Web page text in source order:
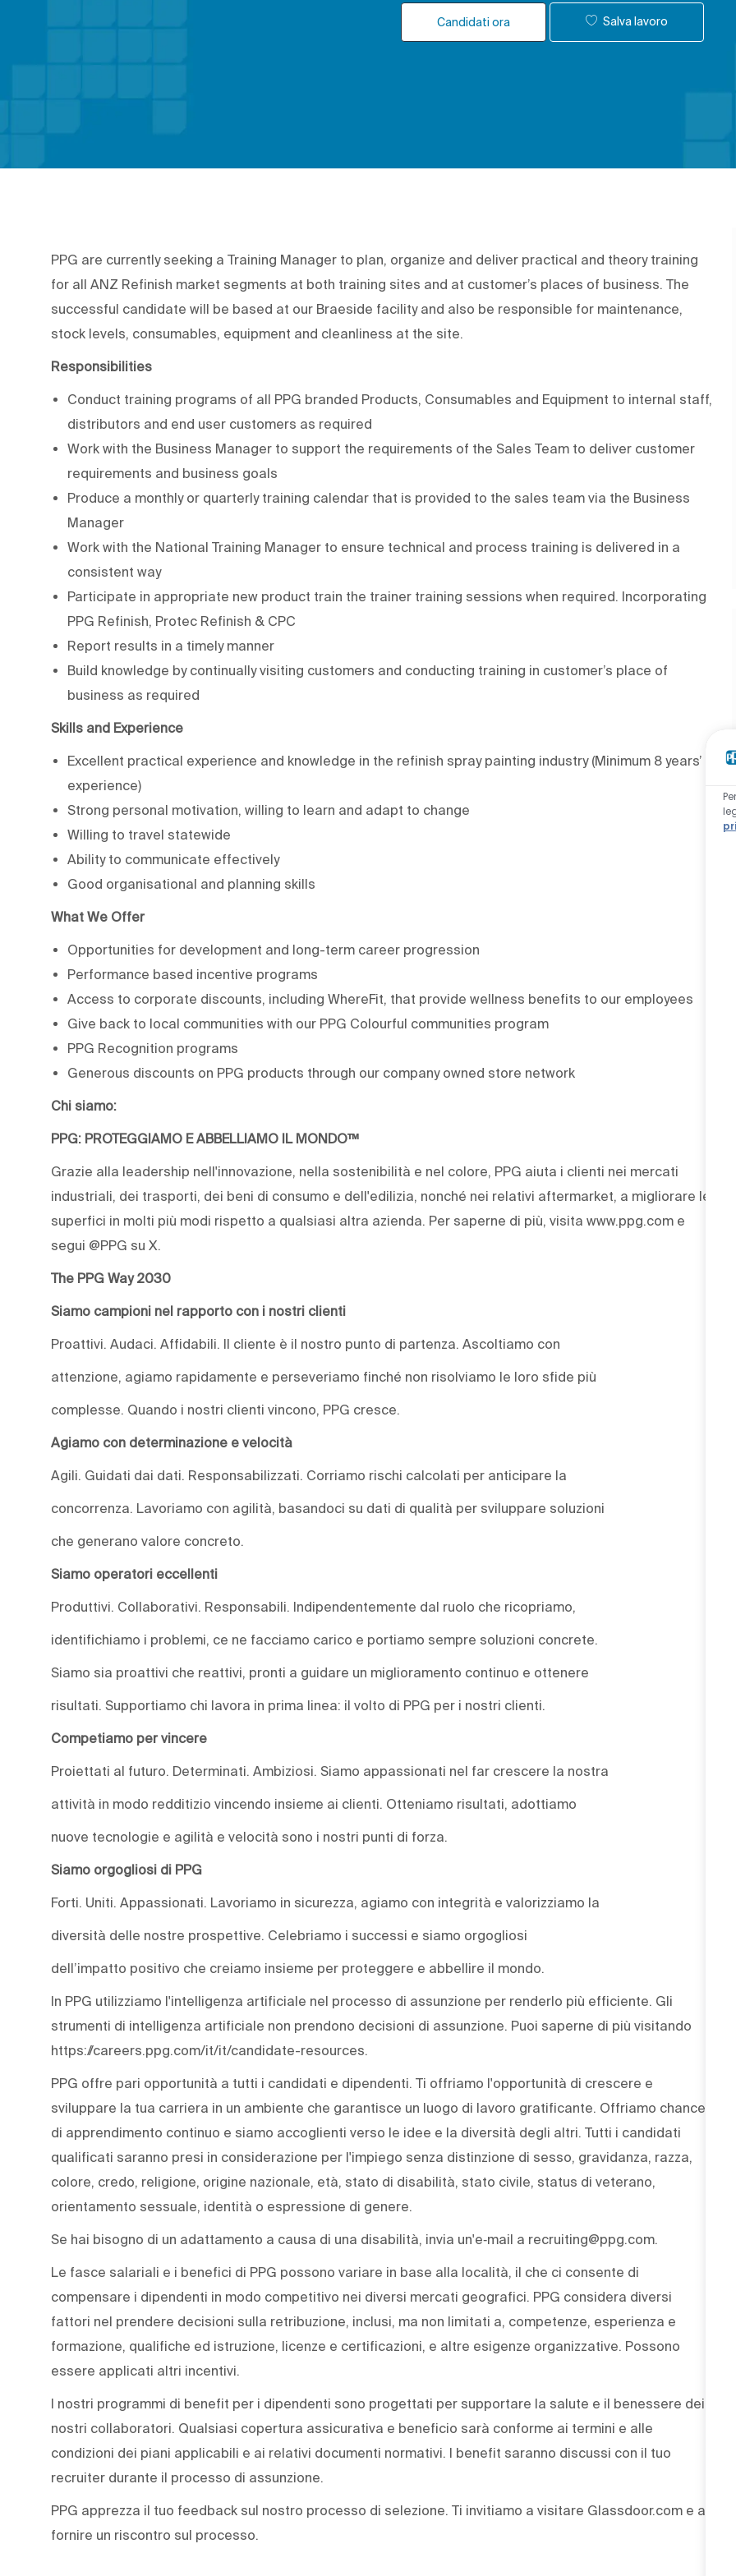
Candidati ora Salva lavoro
PPG are currently seeking a Training Manager to plan, organize and deliver practical and theory training
for all ANZ Refinish market segments at both training sites and at customer’s places of business. The
successful candidate will be based at our Braeside facility and also be responsible for maintenance,
stock levels, consumables, equipment and cleanliness at the site.
Responsibilities
Conduct training programs of all PPG branded Products, Consumables and Equipment to internal staff,
distributors and end user customers as required
Work with the Business Manager to support the requirements of the Sales Team to deliver customer
requirements and business goals
Produce a monthly or quarterly training calendar that is provided to the sales team via the Business
Manager
Work with the National Training Manager to ensure technical and process training is delivered in a
consistent way
Participate in appropriate new product train the trainer training sessions when required. Incorporating
PPG Refinish, Protec Refinish & CPC
Report results in a timely manner
Build knowledge by continually visiting customers and conducting training in customer’s place of
business as required
Skills and Experience
Excellent practical experience and knowledge in the refinish spray painting industry (Minimum 8 years’
experience)
Strong personal motivation, willing to learn and adapt to change
Willing to travel statewide
Ability to communicate effectively
Good organisational and planning skills
What We Offer
Opportunities for development and long-term career progression
Performance based incentive programs
Access to corporate discounts, including WhereFit, that provide wellness benefits to our employees
Give back to local communities with our PPG Colourful communities program
PPG Recognition programs
Generous discounts on PPG products through our company owned store network
Chi siamo:
PPG: PROTEGGIAMO E ABBELLIAMO IL MONDO™
Grazie alla leadership nell'innovazione, nella sostenibilità e nel colore, PPG aiuta i clienti nei mercati
industriali, dei trasporti, dei beni di consumo e dell'edilizia, nonché nei relativi aftermarket, a migliorare le
superfici in molti più modi rispetto a qualsiasi altra azienda. Per saperne di più, visita www.ppg.com e
segui @PPG su X.
The PPG Way 2030
Siamo campioni nel rapporto con i nostri clienti
Proattivi. Audaci. Affidabili. Il cliente è il nostro punto di partenza. Ascoltiamo con
attenzione, agiamo rapidamente e perseveriamo finché non risolviamo le loro sfide più
complesse. Quando i nostri clienti vincono, PPG cresce.
Agiamo con determinazione e velocità
Agili. Guidati dai dati. Responsabilizzati. Corriamo rischi calcolati per anticipare la
concorrenza. Lavoriamo con agilità, basandoci su dati di qualità per sviluppare soluzioni
che generano valore concreto.
Siamo operatori eccellenti
Produttivi. Collaborativi. Responsabili. Indipendentemente dal ruolo che ricopriamo,
identifichiamo i problemi, ce ne facciamo carico e portiamo sempre soluzioni concrete.
Siamo sia proattivi che reattivi, pronti a guidare un miglioramento continuo e ottenere
risultati. Supportiamo chi lavora in prima linea: il volto di PPG per i nostri clienti.
Competiamo per vincere
Proiettati al futuro. Determinati. Ambiziosi. Siamo appassionati nel far crescere la nostra
attività in modo redditizio vincendo insieme ai clienti. Otteniamo risultati, adottiamo
nuove tecnologie e agilità e velocità sono i nostri punti di forza.
Siamo orgogliosi di PPG
Forti. Uniti. Appassionati. Lavoriamo in sicurezza, agiamo con integrità e valorizziamo la
diversità delle nostre prospettive. Celebriamo i successi e siamo orgogliosi
dell’impatto positivo che creiamo insieme per proteggere e abbellire il mondo.
In PPG utilizziamo l'intelligenza artificiale nel processo di assunzione per renderlo più efficiente. Gli
strumenti di intelligenza artificiale non prendono decisioni di assunzione. Puoi saperne di più visitando
https://careers.ppg.com/it/it/candidate-resources.
PPG offre pari opportunità a tutti i candidati e dipendenti. Ti offriamo l'opportunità di crescere e
sviluppare la tua carriera in un ambiente che garantisce un luogo di lavoro gratificante. Offriamo chance
di apprendimento continuo e siamo accoglienti verso le idee e la diversità degli altri. Tutti i candidati
qualificati saranno presi in considerazione per l'impiego senza distinzione di sesso, gravidanza, razza,
colore, credo, religione, origine nazionale, età, stato di disabilità, stato civile, status di veterano,
orientamento sessuale, identità o espressione di genere.
Se hai bisogno di un adattamento a causa di una disabilità, invia un'e‑mail a recruiting@ppg.com.
Le fasce salariali e i benefici di PPG possono variare in base alla località, il che ci consente di
compensare i dipendenti in modo competitivo nei diversi mercati geografici. PPG considera diversi
fattori nel prendere decisioni sulla retribuzione, inclusi, ma non limitati a, competenze, esperienza e
formazione, qualifiche ed istruzione, licenze e certificazioni, e altre esigenze organizzative. Possono
essere applicati altri incentivi.
I nostri programmi di benefit per i dipendenti sono progettati per supportare la salute e il benessere dei
nostri collaboratori. Qualsiasi copertura assicurativa e beneficio sarà conforme ai termini e alle
condizioni dei piani applicabili e ai relativi documenti normativi. I benefit saranno discussi con il tuo
recruiter durante il processo di assunzione.
PPG apprezza il tuo feedback sul nostro processo di selezione. Ti invitiamo a visitare Glassdoor.com e a
fornire un riscontro sul processo.